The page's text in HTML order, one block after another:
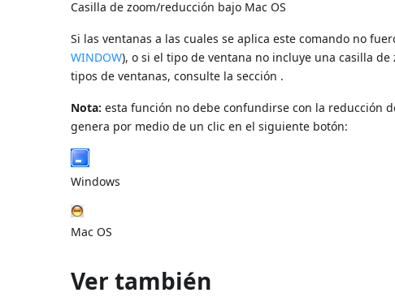
Casilla de zoom/reducción bajo Mac OS
Si las ventanas a las cuales se aplica este comando no
WINDOW), o si el tipo de ventana no incluye una casilla
tipos de ventanas, consulte la sección .
Nota: esta función no debe confundirse con la reducción
genera por medio de un clic en el siguiente botón:
Windows
Mac OS
Ver también